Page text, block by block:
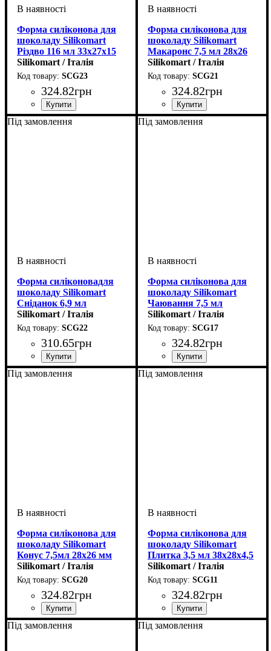
Форма силіконова для
шоколаду Silikomart
Різдво 116 мл 33х27х15
мм
Silikomart / Італія
SCG23
324.82грн
Форма силіконова для
шоколаду Silikomart
Макаронс 7,5 мл 28х26
мм
Silikomart / Італія
SCG21
324.82грн
Під замовлення
Форма силіконовадля
шоколаду Silikomart
Сніданок 6,9 мл
39х24,5х13 мм
Silikomart / Італія
SCG22
310.65грн
Під замовлення
Форма силіконова для
шоколаду Silikomart
Чаювання 7,5 мл
43,6х29х15 мм
Silikomart / Італія
SCG17
324.82грн
Під замовлення
Форма силіконова для
шоколаду Silikomart
Конус 7,5мл 28х26 мм
Silikomart / Італія
SCG20
324.82грн
Під замовлення
Форма силіконова для
шоколаду Silikomart
Плитка 3,5 мл 38х28х4,5
мм
Silikomart / Італія
SCG11
324.82грн
Під замовлення Під замовлення